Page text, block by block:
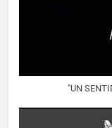
"UN